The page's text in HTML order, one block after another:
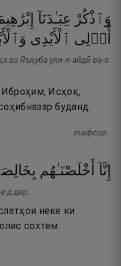
وَٱذْكُرْ عِبَـٰدَنَآ
أُو۟لِى ٱلْأَيْدِى
ва Яъқуба ули-л-айдӣ ва-л
Иброҳим, Исҳоқ,
буданд.
тафсир
إِنَّآ أَخْلَصْنَـٰهُم
д дар.
неке ки
сохтем.